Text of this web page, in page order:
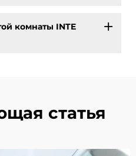
комнаты INTE
статья